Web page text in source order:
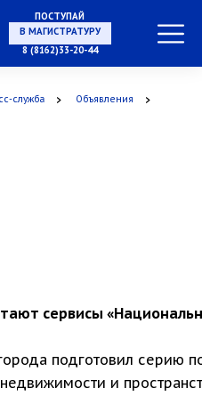
ПОСТУПАЙ
В МАГИСТРАТУРУ
8 (8162)33-20-44
служба Объявления
сервисы
подготовил серию
и